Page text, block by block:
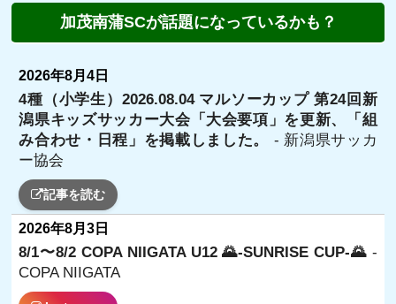
加茂南蒲SCが話題になっているかも？
2026年8月4日
4種（小学生）2026.08.04 マルソーカップ 第24回新
潟県キッズサッカー大会「大会要項」を更新、「組
み合わせ・日程」を掲載しました。 - 新潟県サッカ
ー協会
記事を読む
2026年8月3日
8/1〜8/2 COPA NIIGATA U12 🌄-SUNRISE CUP-🌄 -
COPA NIIGATA